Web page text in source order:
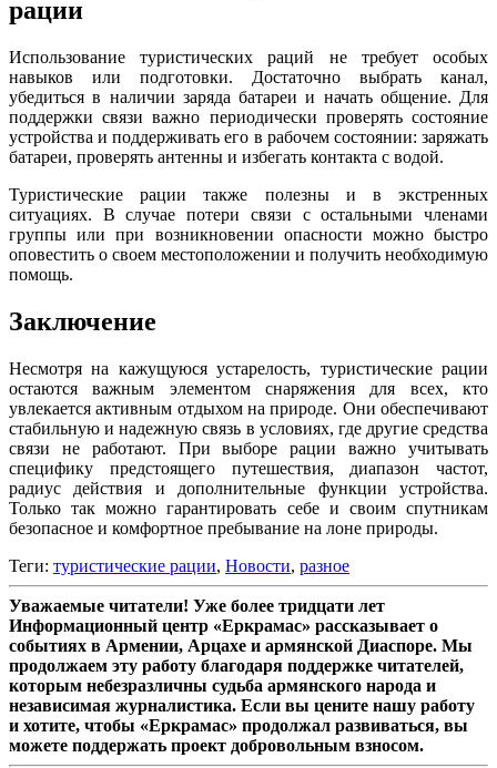
рации
Использование туристических раций не требует особых
навыков или подготовки. Достаточно выбрать канал,
убедиться в наличии заряда батареи и начать общение. Для
поддержки связи важно периодически проверять состояние
устройства и поддерживать его в рабочем состоянии: заряжать
батареи, проверять антенны и избегать контакта с водой.
Туристические рации также полезны и в экстренных
ситуациях. В случае потери связи с остальными членами
группы или при возникновении опасности можно быстро
оповестить о своем местоположении и получить необходимую
помощь.
Заключение
Несмотря на кажущуюся устарелость, туристические рации
остаются важным элементом снаряжения для всех, кто
увлекается активным отдыхом на природе. Они обеспечивают
стабильную и надежную связь в условиях, где другие средства
связи не работают. При выборе рации важно учитывать
специфику предстоящего путешествия, диапазон частот,
радиус действия и дополнительные функции устройства.
Только так можно гарантировать себе и своим спутникам
безопасное и комфортное пребывание на лоне природы.
Теги: туристические рации, Новости, разное
Уважаемые читатели! Уже более тридцати лет
Информационный центр «Еркрамас» рассказывает о
событиях в Армении, Арцахе и армянской Диаспоре. Мы
продолжаем эту работу благодаря поддержке читателей,
которым небезразличны судьба армянского народа и
независимая журналистика. Если вы цените нашу работу
и хотите, чтобы «Еркрамас» продолжал развиваться, вы
можете поддержать проект добровольным взносом.